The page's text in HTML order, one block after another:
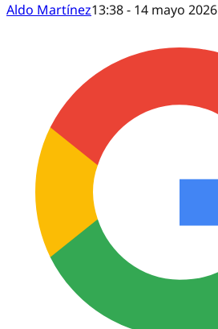
Aldo Martínez13:38 - 14 mayo 2026